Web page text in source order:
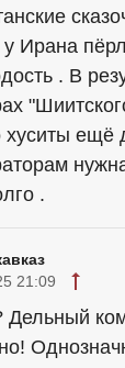
Ирана
. В
хуситы ещё
.
21:09
Дельный